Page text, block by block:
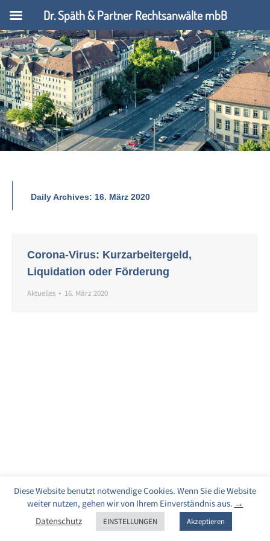
Daily Archives: 16. März 2020
Corona-Virus: Kurzarbeitergeld,
Liquidation oder Förderung
Aktuelles 16. März 2020
Diese Website benutzt notwendige Cookies. Wenn Sie die Website
weiter nutzen, gehen wir von Ihrem Einverständnis aus. →
Datenschutz
EINSTELLUNGEN Akzeptieren
Dr. Späth & Partner Rechtsanwälte mbB